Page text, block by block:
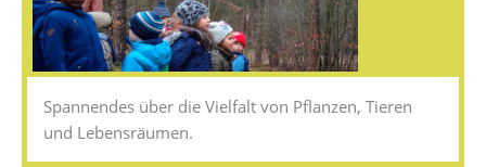
Spannendes über die Vielfalt von Pflanzen, Tieren
und Lebensräumen.